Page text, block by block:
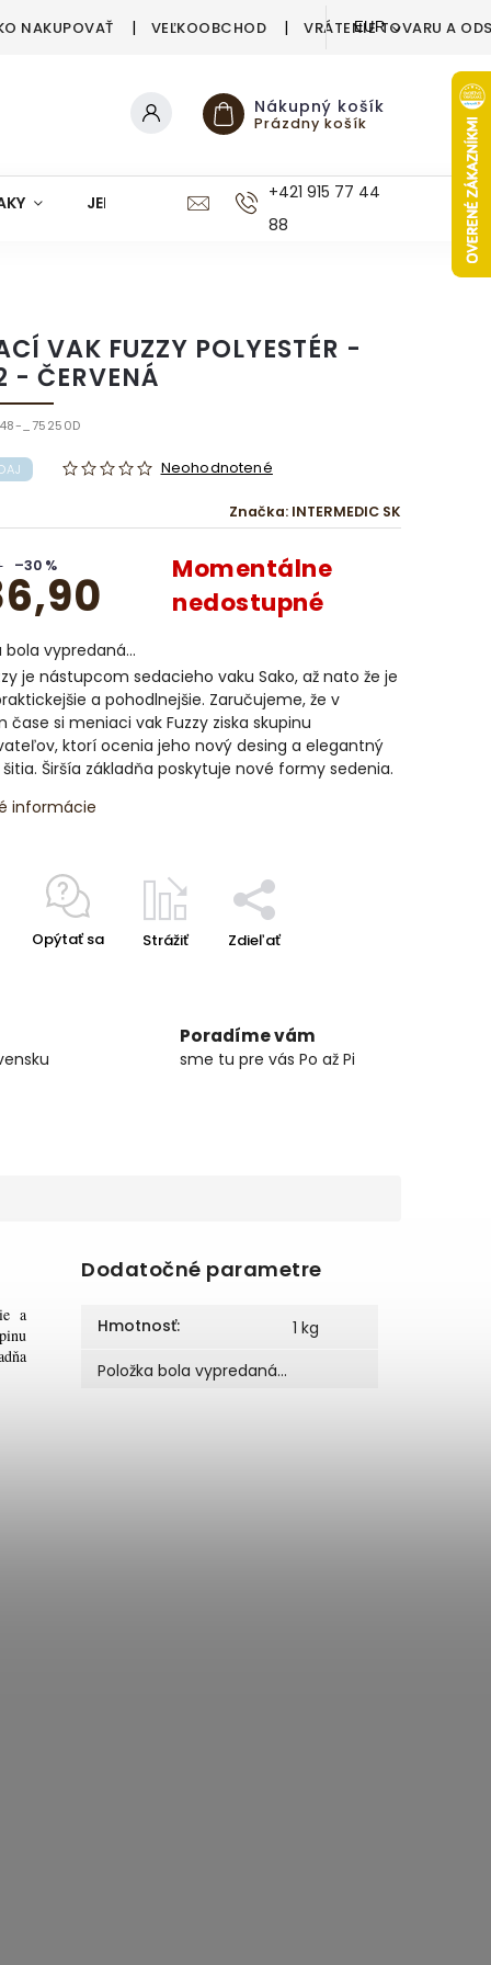
NAKUPOVAŤ VEĽKOOBCHOD VRÁTENIE TOVARU A
EUR
Nákupný košík
Prázdny košík
JEDÁLEŇ KUCHYŇA KÚPEĽŇA
+421 915 77 44
88
VAK FUZZY POLYESTÉR -
- ČERVENÁ
_75250D
Neohodnotené
Značka: INTERMEDIC SK
–30 %
Momentálne
nedostupné
bola vypredaná…
je nástupcom sedacieho vaku Sako, až nato že je
a pohodlnejšie. Zaručujeme, že v
čase si meniaci vak Fuzzy ziska skupinu
ktorí ocenia jeho nový desing a elegantný
Širšía základňa poskytuje nové formy sedenia.
informácie
Opýtať sa Strážiť Zdieľať
Poradíme vám
sme tu pre vás Po až Pi
a
Dodatočné parametre
Hmotnosť:
1 kg
Položka bola vypredaná…